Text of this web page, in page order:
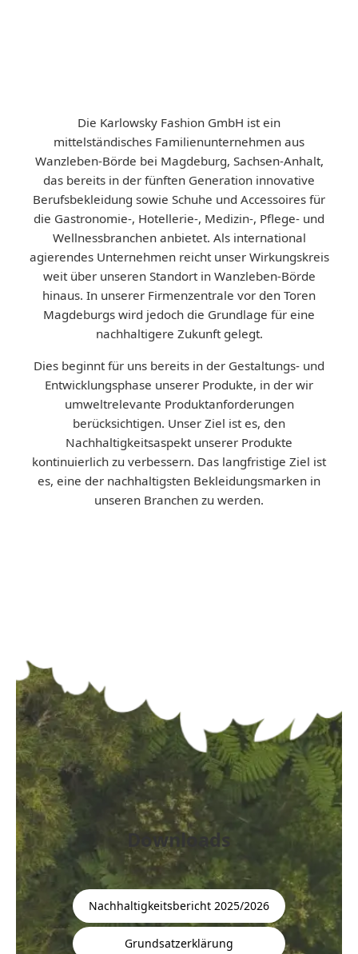
Die Karlowsky Fashion GmbH ist ein
mittelständisches Familienunternehmen aus
Wanzleben-Börde bei Magdeburg, Sachsen-Anhalt,
das bereits in der fünften Generation innovative
Berufsbekleidung sowie Schuhe und Accessoires für
die Gastronomie-, Hotellerie-, Medizin-, Pflege- und
Wellnessbranchen anbietet. Als international
agierendes Unternehmen reicht unser Wirkungskreis
weit über unseren Standort in Wanzleben-Börde
hinaus. In unserer Firmenzentrale vor den Toren
Magdeburgs wird jedoch die Grundlage für eine
nachhaltigere Zukunft gelegt.
Dies beginnt für uns bereits in der Gestaltungs- und
Entwicklungsphase unserer Produkte, in der wir
umweltrelevante Produktanforderungen
berücksichtigen. Unser Ziel ist es, den
Nachhaltigkeitsaspekt unserer Produkte
kontinuierlich zu verbessern. Das langfristige Ziel ist
es, eine der nachhaltigsten Bekleidungsmarken in
unseren Branchen zu werden.
Downloads
Nachhaltigkeitsbericht 2025/2026
Grundsatzerklärung